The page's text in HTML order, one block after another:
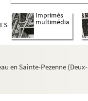
Imprimés
multimédia
en Sainte-Pezenne